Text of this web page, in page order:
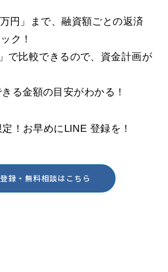
円」まで、融資額ごとの返済
ク！
で比較できるので、資金計画が
る金額の目安がわかる！
！お早めにLINE 登録を！
録・無料相談はこちら